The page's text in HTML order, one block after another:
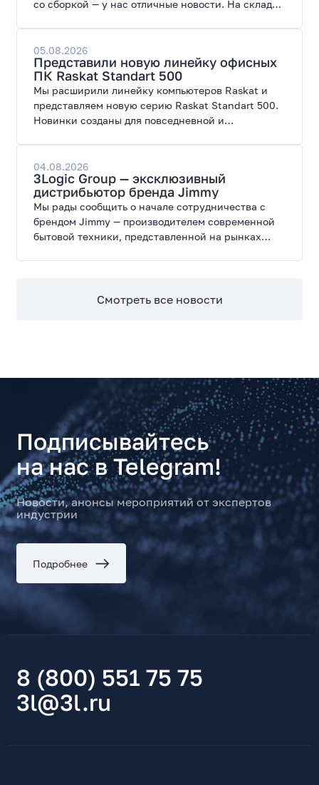
со сборкой — у нас отличные новости. На склад
современных игр и работы с нейросетями.
05.08.2026
Представили новую линейку офисных
ПК Raskat Standart 500
Мы расширили линейку компьютеров Raskat и
представляем новую серию Raskat Standart 500.
Новинки созданы для повседневной и
широкие возможности модернизации.
04.08.2026
3Logic Group — эксклюзивный
дистрибьютор бренда Jimmy
Мы рады сообщить о начале сотрудничества с
брендом Jimmy — производителем современной
бытовой техники, представленной на рынках
Смотреть все новости
Подписывайтесь
на нас в Telegram!
Новости, анонсы мероприятий от экспертов
индустрии
Подробнее
8 (800) 551 75 75
3l@3l.ru